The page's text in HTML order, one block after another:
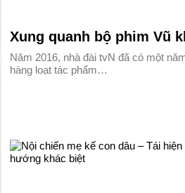
Xung quanh bộ phim Vũ
Năm 2016, nhà đài tvN đã có một
hàng loạt tác phẩm…